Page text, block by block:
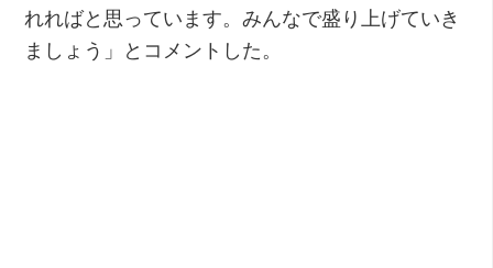
れればと思っています。みんなで盛り上げていき
ましょう」とコメントした。